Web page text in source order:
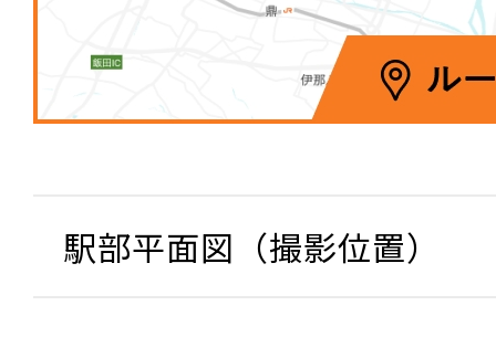
駅部平面図（撮影位置）